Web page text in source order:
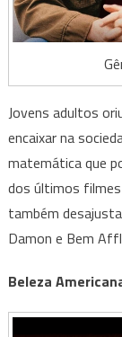
Jovens adultos
encaixar na
matemática que
dos últimos
também
Damon e Bem
Beleza